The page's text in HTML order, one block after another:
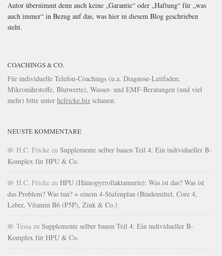
Autor übernimmt denn auch keine „Garantie“ oder „Haftung“ für „was
auch immer“ in Bezug auf das, was hier in diesem Blog geschrieben
steht.
COACHINGS & CO.
Für individuelle Telefon-Coachings (u.a. Diagnose-Leitfaden,
Mikronährstoffe, Blutwerte), Wasser- und EMF-Beratungen (und viel
mehr) bitte unter hcfricke.biz schauen.
NEUSTE KOMMENTARE
H.C. Fricke zu Supplemente selber bauen Teil 4: Ein individueller B-
Komplex für HPU & Co.
H.C. Fricke zu HPU (Hämopyrrollaktamurie): Was ist das? Was ist
das Problem? Was tun? + einem 4-Stufenplan (Bindemittel, Core 4,
Leber, Vitamin B6 (P5P), Zink & Co.)
Tessa zu Supplemente selber bauen Teil 4: Ein individueller B-
Komplex für HPU & Co.